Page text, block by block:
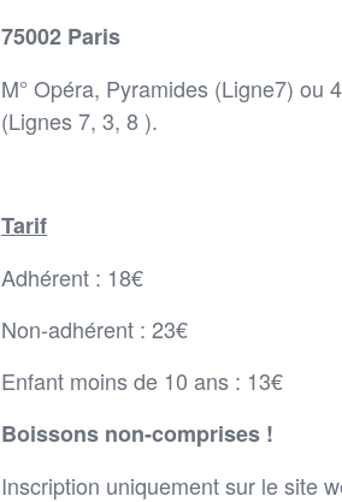
75002 Paris
M° Opéra, Pyramides (Ligne7) ou
(Lignes 7, 3, 8 ).
Tarif
Adhérent : 18€
Non-adhérent : 23€
Enfant moins de 10 ans : 13€
Boissons non-comprises !
Inscription uniquement sur le site